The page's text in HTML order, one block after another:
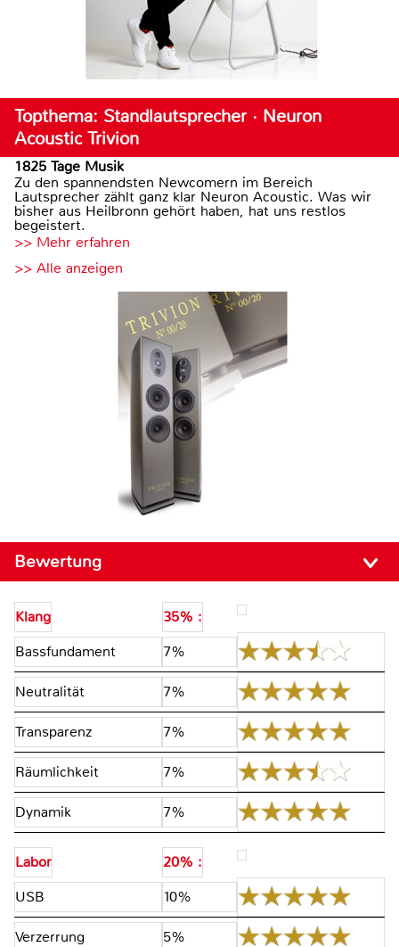
Topthema: Standlautsprecher · Neuron
Acoustic Trivion
1825 Tage Musik
Zu den spannendsten Newcomern im Bereich
Lautsprecher zählt ganz klar Neuron Acoustic. Was wir
bisher aus Heilbronn gehört haben, hat uns restlos
begeistert.
>> Mehr erfahren
>> Alle anzeigen
Bewertung
Klang
35% :
Bassfundament
7%
Neutralität 7%
Transparenz 7%
Räumlichkeit 7%
Dynamik 7%
Labor
20% :
USB
10%
Verzerrung 5%